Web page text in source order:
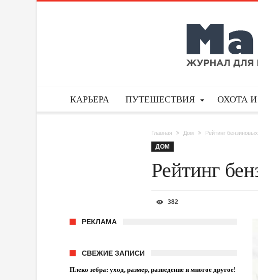
КАРЬЕРА ПУТЕШЕСТВИЯ ОХОТА
Главная Дом Рейтинг
ДОМ
Рейтинг
382
РЕКЛАМА
СВЕЖИЕ ЗАПИСИ
Плеко зебра: уход, размер, разведение и многое другое!